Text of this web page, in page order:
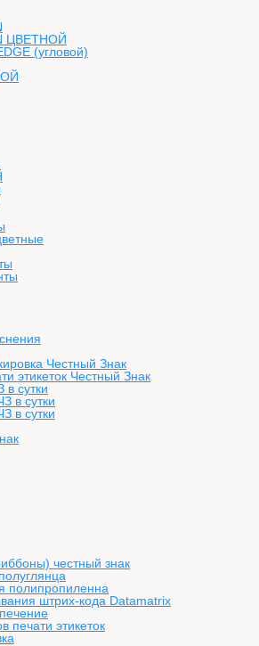
ЦВЕТНОЙ
(угловой)
Честный Знак
этикеток Честный Знак
в сутки
в сутки
в сутки
честный знак
полипропиленна
штрих-кода Datamatrix
печати этикеток